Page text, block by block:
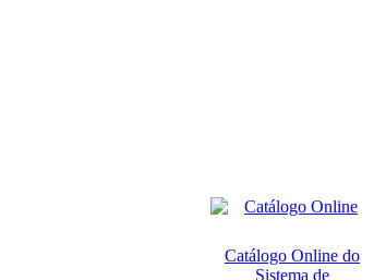
Catálogo Online do
Sistema de